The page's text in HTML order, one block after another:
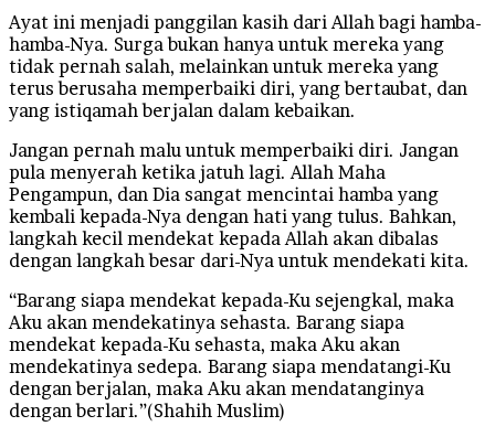
Ayat ini menjadi panggilan kasih dari Allah bagi hamba-
hamba-Nya. Surga bukan hanya untuk mereka yang
tidak pernah salah, melainkan untuk mereka yang
terus berusaha memperbaiki diri, yang bertaubat, dan
yang istiqamah berjalan dalam kebaikan.
Jangan pernah malu untuk memperbaiki diri. Jangan
pula menyerah ketika jatuh lagi. Allah Maha
Pengampun, dan Dia sangat mencintai hamba yang
kembali kepada-Nya dengan hati yang tulus. Bahkan,
langkah kecil mendekat kepada Allah akan dibalas
dengan langkah besar dari-Nya untuk mendekati kita.
“Barang siapa mendekat kepada-Ku sejengkal, maka
Aku akan mendekatinya sehasta. Barang siapa
mendekat kepada-Ku sehasta, maka Aku akan
mendekatinya sedepa. Barang siapa mendatangi-Ku
dengan berjalan, maka Aku akan mendatanginya
dengan berlari.”(Shahih Muslim)